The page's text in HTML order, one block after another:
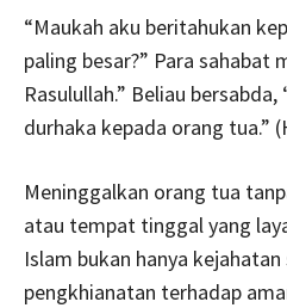
“Maukah aku beritahukan
paling besar?” Para sahabat
Rasulullah.” Beliau
durhaka kepada orang tua.”
Meninggalkan orang tua
atau tempat tinggal yang
Islam bukan hanya
pengkhianatan terhadap